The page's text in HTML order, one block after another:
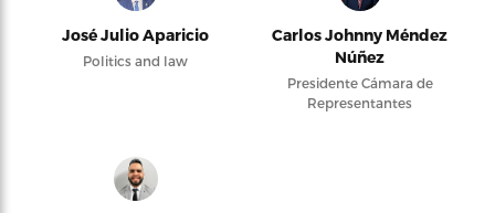
José Julio Aparicio
Politics and law
Carlos Johnny Méndez
Núñez
Presidente Cámara de
Representantes